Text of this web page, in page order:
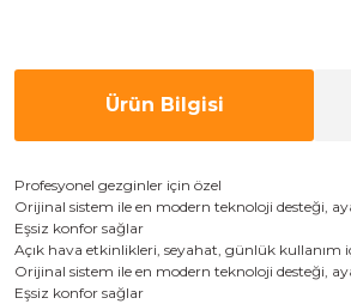
Ürün Bilgisi
Profesyonel gezginler için özel
Orijinal sistem ile en modern teknoloji desteği,
Eşsiz konfor sağlar
Açık hava etkinlikleri, seyahat, günlük kullanım
Orijinal sistem ile en modern teknoloji desteği,
Eşsiz konfor sağlar